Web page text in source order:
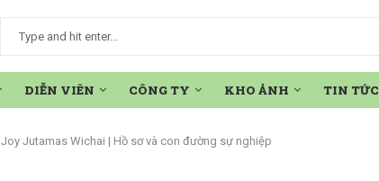
DIỄN VIÊN CÔNG TY KHO ẢNH TIN TỨC
Joy Jutamas Wichai | Hồ sơ và con đường sự nghiệp